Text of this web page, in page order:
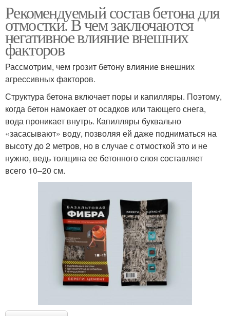
Рекомендуемый состав бетона для
отмостки. В чем заключаются
негативное влияние внешних
факторов
Рассмотрим, чем грозит бетону влияние внешних
агрессивных факторов.
Структура бетона включает поры и капилляры. Поэтому,
когда бетон намокает от осадков или тающего снега,
вода проникает внутрь. Капилляры буквально
«засасывают» воду, позволяя ей даже подниматься на
высоту до 2 метров, но в случае с отмосткой это и не
нужно, ведь толщина ее бетонного слоя составляет
всего 10–20 см.